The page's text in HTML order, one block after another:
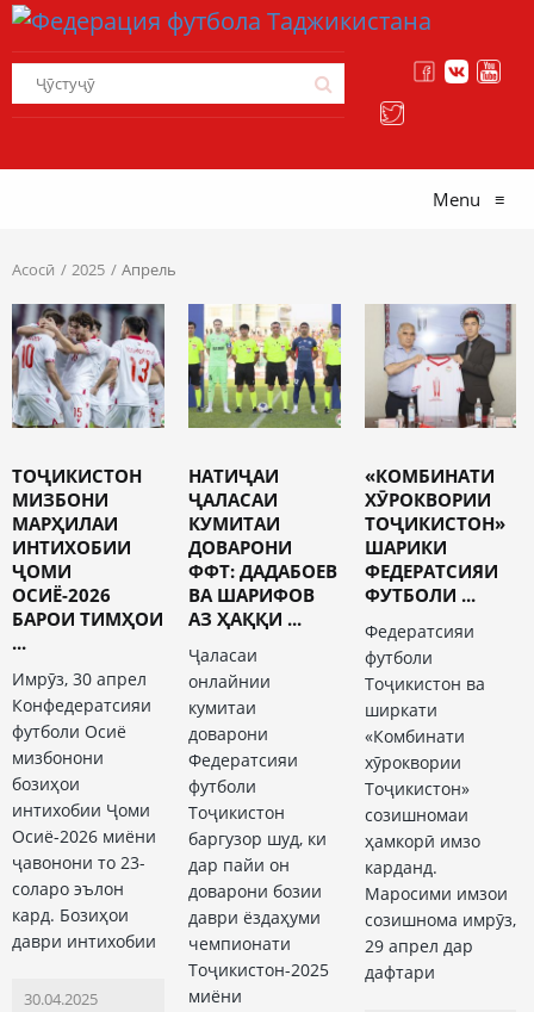
Menu ≡
Асосӣ 2025 Апрель
ТОҶИКИСТОН
МИЗБОНИ
МАРҲИЛАИ
ИНТИХОБИИ
ҶОМИ
ОСИЁ-2026
БАРОИ ТИМҲОИ
...
Имрӯз, 30 апрел
Конфедератсияи
футболи Осиё
мизбонони
бозиҳои
интихобии Ҷоми
Осиё-2026 миёни
ҷавонони то 23-
соларо эълон
кард. Бозиҳои
даври интихобии
30.04.2025
НАТИҶАИ
ҶАЛАСАИ
КУМИТАИ
ДОВАРОНИ
ФФТ: ДАДАБОЕВ
ВА ШАРИФОВ
АЗ ҲАҚҚИ ...
Ҷаласаи
онлайнии
кумитаи
доварони
Федератсияи
футболи
Тоҷикистон
баргузор шуд, ки
дар пайи он
доварони бозии
даври ёздаҳуми
чемпионати
Тоҷикистон-2025
миёни
«КОМБИНАТИ
ХӮРОКВОРИИ
ТОҶИКИСТОН»
ШАРИКИ
ФЕДЕРАТСИЯИ
ФУТБОЛИ ...
Федератсияи
футболи
Тоҷикистон ва
ширкати
«Комбинати
хӯроквории
Тоҷикистон»
созишномаи
ҳамкорӣ имзо
карданд.
Маросими имзои
созишнома имрӯз,
29 апрел дар
дафтари